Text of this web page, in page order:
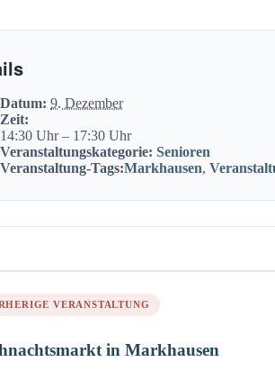
Datum: 9. Dezember
Zeit:
14:30 Uhr – 17:30 Uhr
Veranstaltungskategorie: Senioren
Veranstaltung-Tags:Markhausen,
in Markhausen